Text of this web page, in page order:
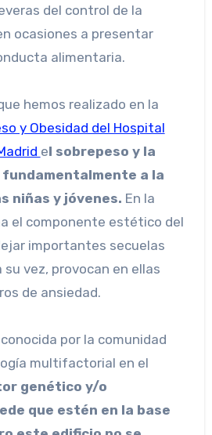
del control de la
ocasiones a presentar
alimentaria.
hemos realizado en la
y Obesidad del Hospital
el sobrepeso y la
a la
niñas y jóvenes. En la
el componente estético del
importantes secuelas
su vez, provocan en ellas
de ansiedad.
por la comunidad
multifactorial en el
genético y/o
que estén en la base